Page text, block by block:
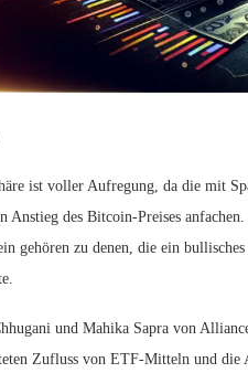
ist voller Aufregung, da die mit
Anstieg des Bitcoin-Preises
gehören zu denen, die ein
und Mahika Sapra von
Zufluss von ETF-Mitteln und